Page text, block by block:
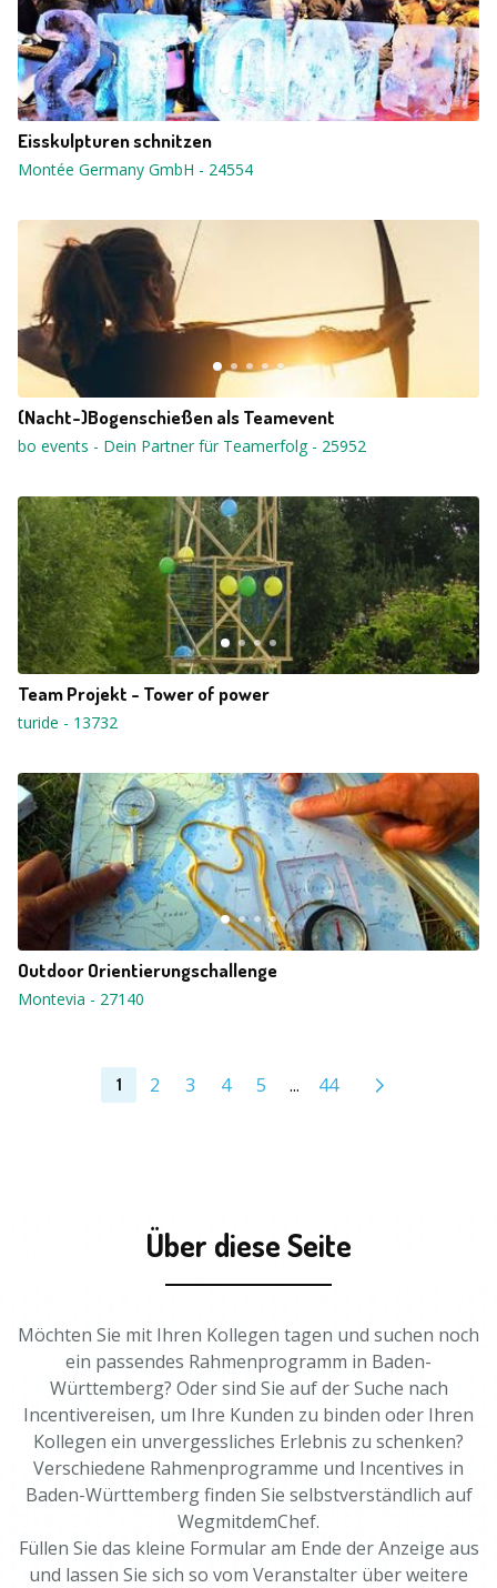
Eisskulpturen schnitzen
Montée Germany GmbH - 24554
(Nacht-)Bogenschießen als Teamevent
bo events - Dein Partner für Teamerfolg- 25952
Team Projekt - Tower of power
turide - 13732
Outdoor Orientierungschallenge
Montevia - 27140
1 2 3 4 5 ... 44
Über diese Seite
Möchten Sie mit Ihren Kollegen tagen und suchen noch
ein passendes Rahmenprogramm in Baden-
Württemberg? Oder sind Sie auf der Suche nach
Incentivereisen, um Ihre Kunden zu binden oder Ihren
Kollegen ein unvergessliches Erlebnis zu schenken?
Verschiedene Rahmenprogramme und Incentives in
Baden-Württemberg finden Sie selbstverständlich auf
WegmitdemChef.
Füllen Sie das kleine Formular am Ende der Anzeige aus
und lassen Sie sich so vom Veranstalter über weitere